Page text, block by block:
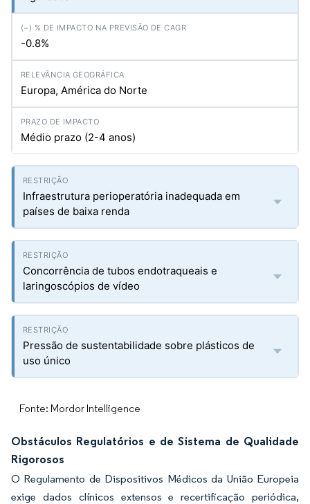
-0.8%
Europa, América do Norte
Médio prazo (2-4 anos)
Infraestrutura perioperatória inadequada em
países de baixa renda
Concorrência de tubos endotraqueais e
laringoscópios de vídeo
Pressão de sustentabilidade sobre plásticos de
uso único
Fonte: Mordor Intelligence
Obstáculos Regulatórios e de Sistema de Qualidade
Rigorosos
O Regulamento de Dispositivos Médicos da União Europeia
exige dados clínicos extensos e recertificação periódica,